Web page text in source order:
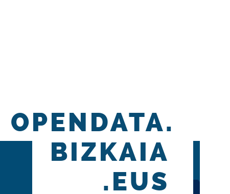
OPENDATA.
BIZKAIA
.EUS